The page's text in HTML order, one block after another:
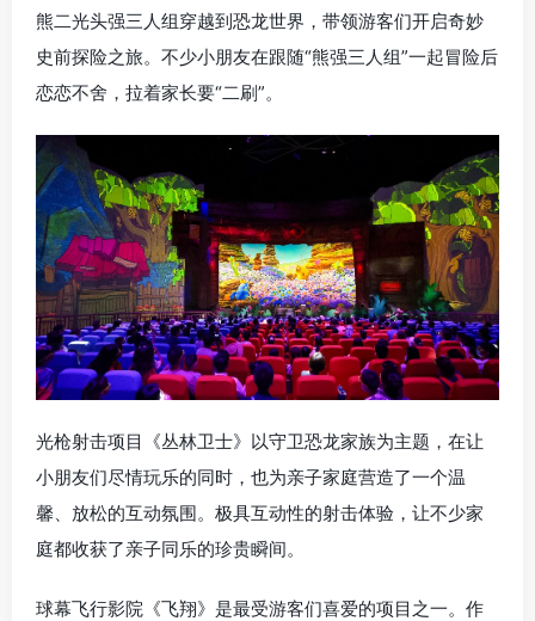
熊二光头强三人组穿越到恐龙世界，带领游客们开启奇妙
史前探险之旅。不少小朋友在跟随“熊强三人组”一起冒险后
恋恋不舍，拉着家长要“二刷”。
光枪射击项目《丛林卫士》以守卫恐龙家族为主题，在让
小朋友们尽情玩乐的同时，也为亲子家庭营造了一个温
馨、放松的互动氛围。极具互动性的射击体验，让不少家
庭都收获了亲子同乐的珍贵瞬间。
球幕飞行影院《飞翔》是最受游客们喜爱的项目之一。作